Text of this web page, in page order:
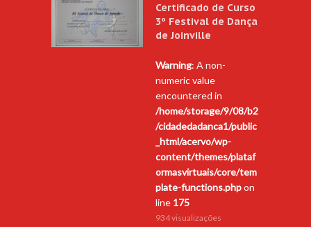
Certificado de Curso
3º Festival de Dança
de Joinville
Warning: A non-
numeric value
encountered in
/home/storage/9/08/b2
/cidadedadanca1/public
_html/acervo/wp-
content/themes/plataf
ormasvirtuais/core/tem
plate-functions.phpon
line 175
934 visualizações